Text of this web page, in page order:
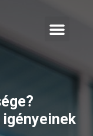
igényeinek